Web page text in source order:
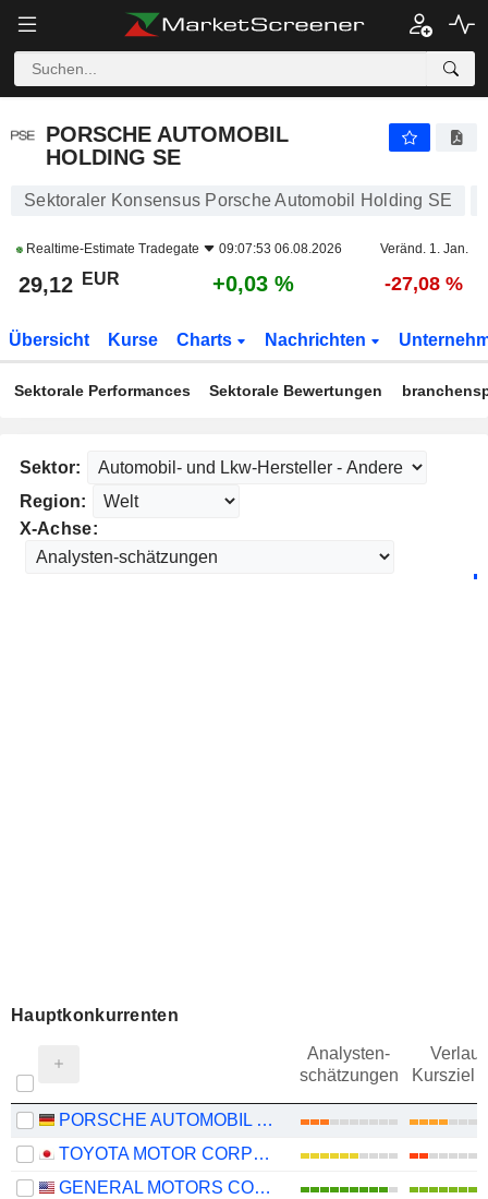
PORSCHE AUTOMOBIL
HOLDING SE
Sektoraler Konsensus Porsche Automobil Holding SE
Realtime-Estimate Tradegate 09:07:53 06.08.2026 Veränd. 1. Jan.
29,12 EUR +0,03 % -27,08 %
Übersicht Kurse Charts Nachrichten
Sektorale Performances Sektorale Bewertungen
Sektor:
Region:
X-Achse:
Hauptkonkurrenten
Analysten-
schätzungen
Verlauf
Kursziel
PORSCHE AUTOMOBIL HOLDING SE
TOYOTA MOTOR CORPORATION
GENERAL MOTORS COMPANY